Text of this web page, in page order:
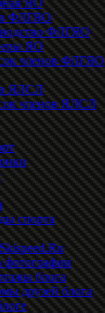
ЯО
ФЛГЯО
ФЛГЯО
ЯО
членов ФЛГЯО
ЯЛСЛ
членов ЯЛСЛ
спорта
блога
друзей блога